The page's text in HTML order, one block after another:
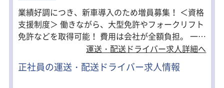
※車庫：東京都江戸川区臨海町／千葉
県 市川市広尾
＜研修＞
2週間～3ヶ月
習熟度に合わせて研修を実施。
慣れるまで先輩が同乗します！
業績好調につき、新車導入のため増員募集！ ＜資格
支援制度＞ 働きながら、大型免許やフォークリフト
免許などを取得可能！ 費用は会社が全額負担。 一生
役立つ資格を手に入れるチャンスです。 ＜高収入を
目指す方＞ 賞与年2回／昇給年1回／平均月収40万円
～50万円 休日出勤や夜間勤務も可能なので、さらに
運送・配送ドライバー求人詳細へ
正社員の運送・配送ドライバー求人情報